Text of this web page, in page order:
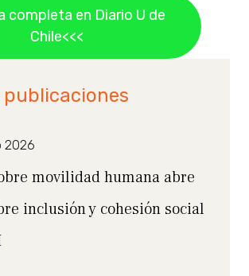
completa en Diario U de
Chile<<<
2026
movilidad humana abre
inclusión y cohesión social